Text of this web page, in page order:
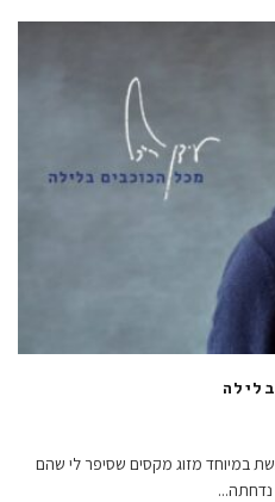
במיוחד מזוג מקסים שסיפר לי שהם
נדחתה...